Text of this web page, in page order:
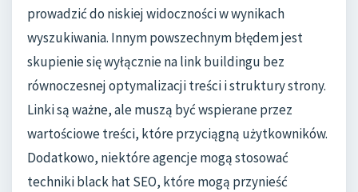
prowadzić do niskiej widoczności w wynikach
wyszukiwania. Innym powszechnym błędem jest
skupienie się wyłącznie na link buildingu bez
równoczesnej optymalizacji treści i struktury strony.
Linki są ważne, ale muszą być wspierane przez
wartościowe treści, które przyciągną użytkowników.
Dodatkowo, niektóre agencje mogą stosować
techniki black hat SEO, które mogą przynieść